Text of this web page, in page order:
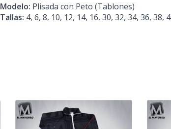
Modelo: Plisada con Peto (Tablones)
Tallas: 4, 6, 8, 10, 12, 14, 16, 30, 32, 34, 36, 38,